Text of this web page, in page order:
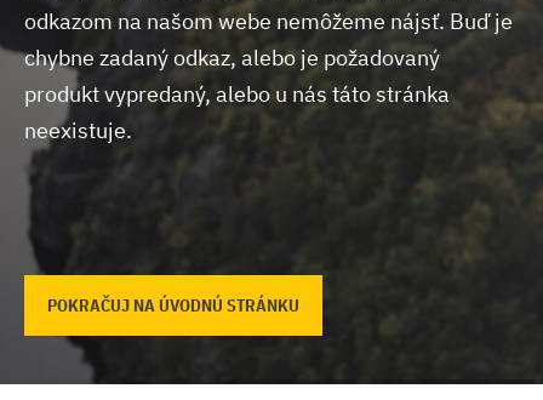
odkazom na našom webe nemôžeme nájsť. Buď je
chybne zadaný odkaz, alebo je požadovaný
produkt vypredaný, alebo u nás táto stránka
neexistuje.
POKRAČUJ NA ÚVODNÚ STRÁNKU